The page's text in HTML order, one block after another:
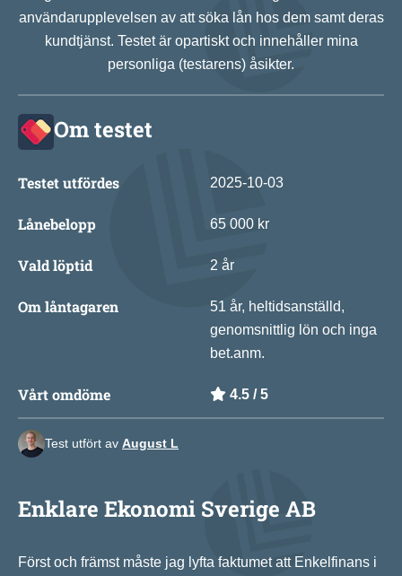
användarupplevelsen av att söka lån hos dem samt deras
kundtjänst. Testet är opartiskt och innehåller mina
personliga (testarens) åsikter.
Enklare Ekonomi Sverige AB
Först och främst måste jag lyfta faktumet att Enkelfinans i
Om testet
Testet utfördes 2025-10-03
Lånebelopp 65 000 kr
Vald löptid 2 år
Om låntagaren
51 år, heltidsanställd,
genomsnittlig lön och inga
bet.anm.
Vårt omdöme 4.5 / 5
Test utfört av August L